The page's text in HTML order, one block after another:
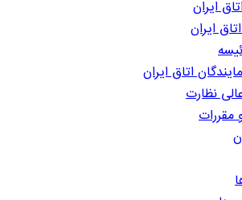
ایران
ایران
اتاق ایران
نظارت
مقررات